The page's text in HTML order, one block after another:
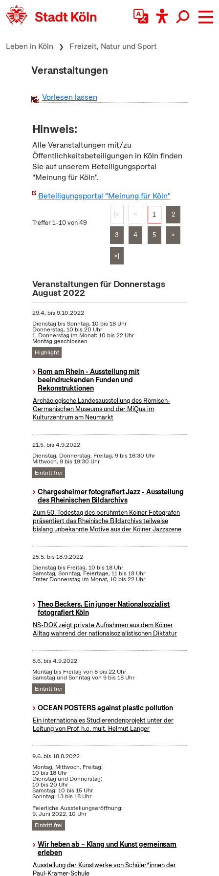
zum Inhalt springen
Leben in Köln Freizeit, Natur und Sport
Veranstaltungen
Vorlesen lassen
Hinweis:
Alle Veranstaltungen mit/zu
Öffentlichkeitsbeteiligungen in Köln finden
Sie auf unserem Beteiligungsportal
"Meinung für Köln".
Beteiligungsportal "Meinung für Köln"
Treffer 1–10 von 49
|< < 1 2
3 4 5 >
>|
Veranstaltungen für Donnerstags
August 2022
29.4. bis9.10.2022
Dienstag bis Sonntag, 10 bis 18 Uhr
Donnerstag, 10 bis 20 Uhr
1. Donnerstag im Monat: 10 bis 22 Uhr
Montag geschlossen
Highlight
Rom am Rhein - Ausstellung mit
beeindruckenden Funden und
Rekonstruktionen
Archäologische Landesausstellung des Römisch-
Germanischen Museums und der MiQua im
Kulturzentrum am Neumarkt
21.5. bis4.9.2022
Dienstag, Donnerstag, Freitag, 9 bis 16:30 Uhr
Mittwoch, 9 bis 19:30 Uhr
Eintritt frei
Chargesheimer fotografiert Jazz - Ausstellung
des Rheinischen Bildarchivs
Zum 50. Todestag des berühmten Kölner Fotografen
präsentiert das Rheinische Bildarchivs teilweise
bislang unbekannte Motive aus der Kölner Jazzszene
25.5. bis18.9.2022
Dienstag bis Freitag, 10 bis 18 Uhr
Samstag, Sonntag, Feiertage, 11 bis 18 Uhr
Erster Donnerstag im Monat, 10 bis 22 Uhr
Theo Beckers. Ein junger Nationalsozialist
fotografiert Köln
NS-DOK zeigt private Aufnahmen aus dem Kölner
Alltag während der nationalsozialistischen Diktatur
8.6. bis4.9.2022
Montag bis Freitag von 8 bis 22 Uhr
Samstag und Sonntag von 9 bis 18 Uhr
Eintritt frei
OCEAN POSTERS against plastic pollution
Ein internationales Studierendenprojekt unter der
Leitung von Prof. h.c. mult. Helmut Langer
9.6. bis18.8.2022
Montag, Mittwoch, Freitag:
10 bis 18 Uhr
Dienstag und Donnerstag:
10 bis 20 Uhr
Samstag: 10 bis 15 Uhr
Sonntag: 13 bis 18 Uhr
Feierliche Ausstellungseröffnung:
9. Juni 2022, 10 Uhr
Eintritt frei
Wir heben ab – Klang und Kunst gemeinsam
erleben
Ausstellung der Kunstwerke von Schüler*innen der
Paul-Kramer-Schule